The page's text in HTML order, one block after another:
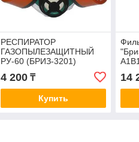
РЕСПИРАТОР
ГАЗОПЫЛЕЗАЩИТНЫЙ
РУ-60 (БРИЗ-3201)
комплектуется
фильтрующим патроном
А1Р1
4 200₸
Купить
14